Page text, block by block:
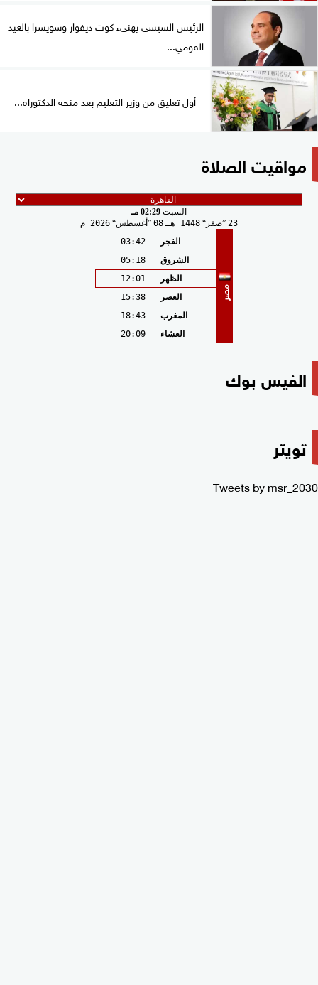
الرئيس السيسى يهنىء كوت ديفوار وسويسرا بالعيد
القومي...
أول تعليق من وزير التعليم بعد منحه الدكتوراه...
مواقيت الصلاة
السبت 02:29 مـ
23 صفر 1448 هـ 08 أغسطس 2026 م
مصر
الفجر
03:42
الشروق
05:18
الظهر
12:01
العصر
15:38
المغرب
18:43
العشاء
20:09
الفيس بوك
تويتر
Tweets by msr_2030